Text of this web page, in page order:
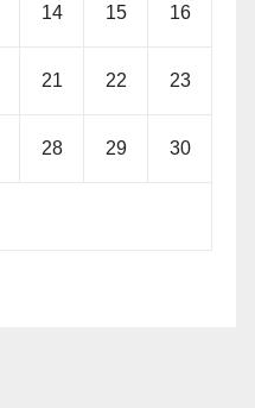
14 15 16
21 22 23
28 29 30